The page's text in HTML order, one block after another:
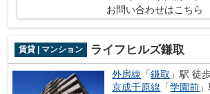
お問い合わせはこちら
賃貸 | マンション ライフヒルズ鎌取
外房線 「鎌取 」駅 徒
京成千原線 「学園前